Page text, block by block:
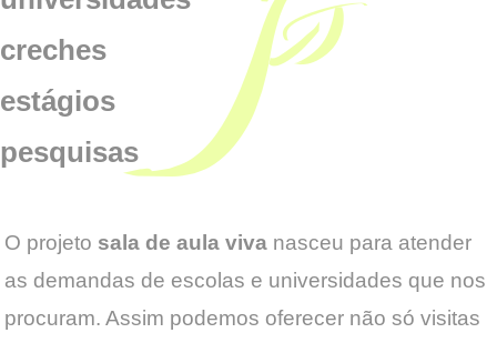
creches
estágios
pesquisas
O projeto sala de aula viva nasceu para atender
as demandas de escolas e universidades que nos
procuram. Assim podemos oferecer não só visitas